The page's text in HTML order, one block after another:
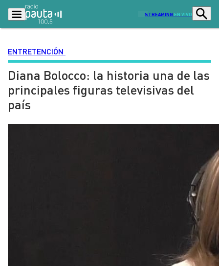
STREAMING EN VIVO
Podcasts Programas
Lo Último Actualidad
Ciudad
Opinión
Señal 2
ENTRETENCIÓN
Diana Bolocco: la historia una de las
principales figuras televisivas del
país